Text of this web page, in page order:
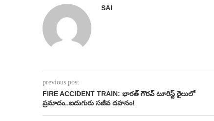
SAI
previous post
FIRE ACCIDENT TRAIN: భారత్‌ గౌరవ్‌ టూరిస్ట్‌ రైలులో
ప్రమాదం..ఐదుగురు సజీవ దహనం!